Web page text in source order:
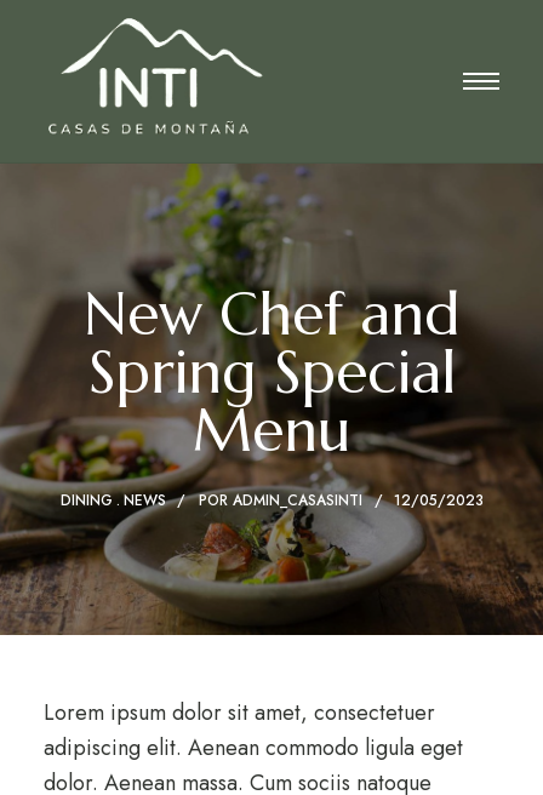
New Chef and
Spring Special
Menu
DINING NEWS PORADMIN_CASASINTI 12/05/2023
Lorem ipsum dolor sit amet, consectetuer
adipiscing elit. Aenean commodo ligula eget
dolor. Aenean massa. Cum sociis natoque